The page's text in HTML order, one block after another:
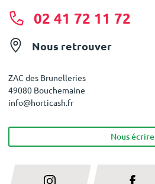
02 41 72 11 72
Nous retrouver
ZAC des Brunelleries
49080 Bouchemaine
info@horticash.fr
Nous écrire